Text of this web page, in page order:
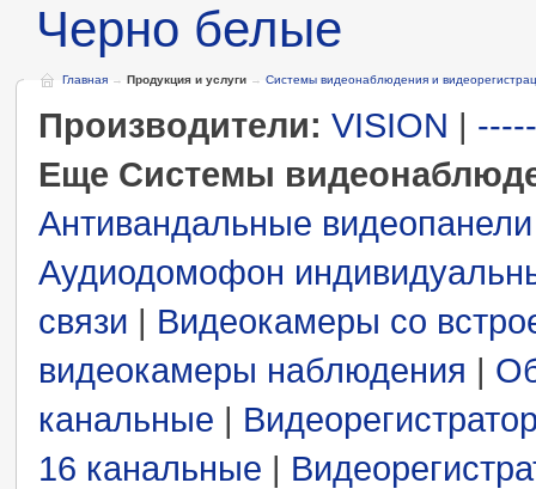
Черно белые
Главная → Продукция и услуги → Системы видеонаблюдения и
Производители: VISION | -----
Еще Системы
Антивандальные видеопанели
Аудиодомофон
связи | Видеокамеры со
видеокамеры наблюдения |
канальные |
16 канальные |